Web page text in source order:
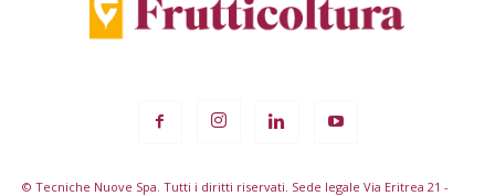
© Tecniche Nuove Spa. Tutti i diritti riservati. Sede legale Via Eritrea 21 -